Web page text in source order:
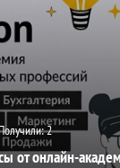
2
от онлайн-